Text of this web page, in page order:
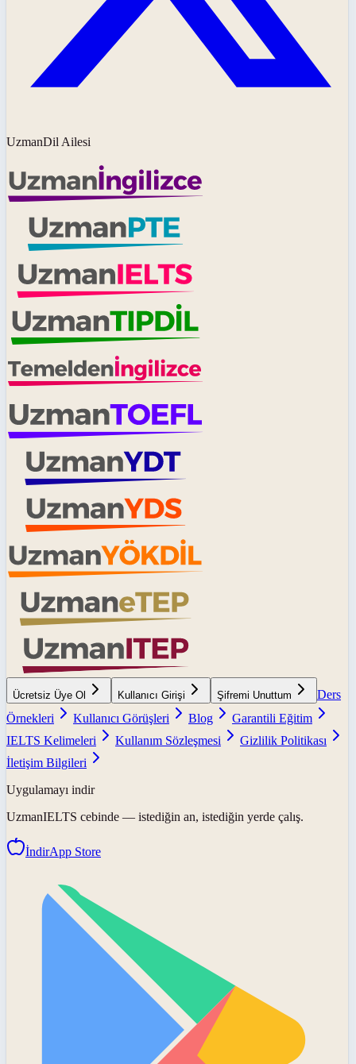
UzmanDil Ailesi
Ücretsiz Üye Ol Kullanıcı Girişi Şifremi Unuttum
Ders
Örnekleri
Kullanıcı Görüşleri Blog
Garantili Eğitim
IELTS Kelimeleri
Kullanım Sözleşmesi
Gizlilik Politikası
İletişim Bilgileri
Uygulamayı indir
UzmanIELTS cebinde — istediğin an, istediğin yerde çalış.
İndirApp Store